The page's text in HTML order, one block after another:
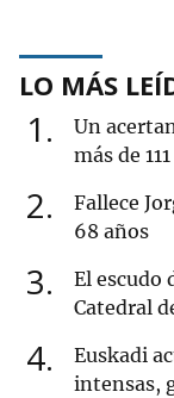
LO MÁS
1
Un
más de
2
Fallece
68 años
3
El escudo
Catedral
4
Euskadi
intensas,